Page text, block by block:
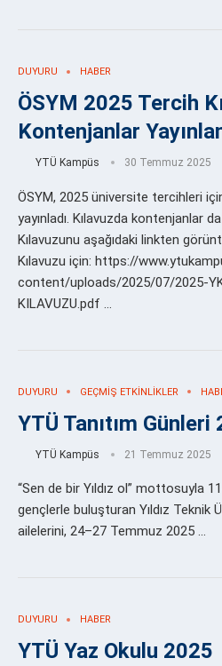
DUYURU HABER
ÖSYM 2025 Tercih
Kontenjanlar
YTÜ Kampüs 30 Temmuz 2025
ÖSYM, 2025 üniversite tercihleri
yayınladı. Kılavuzda kontenjanlar
Kılavuzunu aşağıdaki linkten
Kılavuzu için: https://
content/uploads/2025/07/2025-
KILAVUZU.pdf …
DUYURU GEÇMIŞ ETKINLIKLER
YTÜ Tanıtım Günleri
YTÜ Kampüs 21 Temmuz 2025
“Sen de bir Yıldız ol” mottosuyla
gençlerle buluşturan Yıldız Teknik
ailelerini, 24–27 Temmuz 2025 …
DUYURU HABER
YTÜ Yaz Okulu 2025